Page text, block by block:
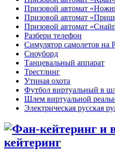
Призовой автомат
Призовой автомат
Призовой автомат
Разбери телефон
Симулятор самолетов на
Сноуборд
Танцевальный аппарат
Трестлинг
Утиная охота
Футбол виртуальный в
Шлем виртуальной
Электрическая русская
кейтеринг